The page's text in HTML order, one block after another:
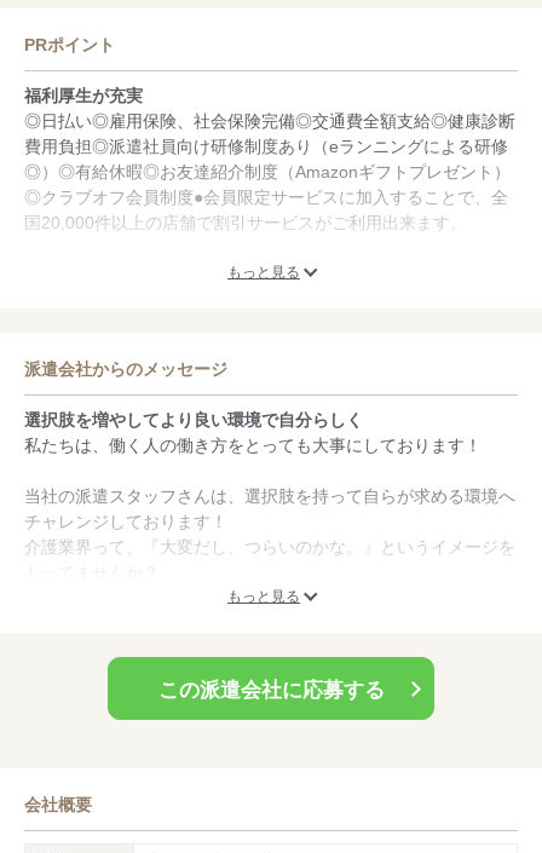
PRポイント
福利厚生が充実
◎日払い◎雇用保険、社会保険完備◎交通費全額支給◎健康診断
費用負担◎派遣社員向け研修制度あり（eランニングによる研修
◎）◎有給休暇◎お友達紹介制度（Amazonギフトプレゼント）
◎クラブオフ会員制度●会員限定サービスに加入することで、全
国20,000件以上の店舗で割引サービスがご利用出来ます。
スタッフフォローに自信あり
る」等、様々な皆様の状況にご対応できます！ご相談だけでも大
歓迎です♪☆豊富な案件と丁寧な対応でサポートし続けます☆
医療・介護・福祉業界のお仕事が豊富
り、「住み慣れた街・家でずっと一緒に暮らしていきたい」そん
な高齢者の方々を思い、また想いを叶えるために看護師、介護士
をはじめとし、介護医療業界に特化している会社です。だからこ
もっと見る
派遣会社からのメッセージ
選択肢を増やしてより良い環境で自分らしく
私たちは、働く人の働き方をとっても大事にしております！
当社の派遣スタッフさんは、選択肢を持って自らが求める環境へ
チャレンジしております！
介護業界って、『大変だし、つらいのかな。』というイメージを
常にスタッフさんに寄り添うコーディネーターが納得するまでお
【介護のお仕事ってホントにやりがいがあるな】と感じてもらえ
もっと見る
この派遣会社に応募する
会社概要